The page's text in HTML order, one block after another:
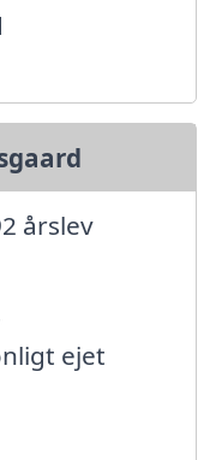
årslev
ejet